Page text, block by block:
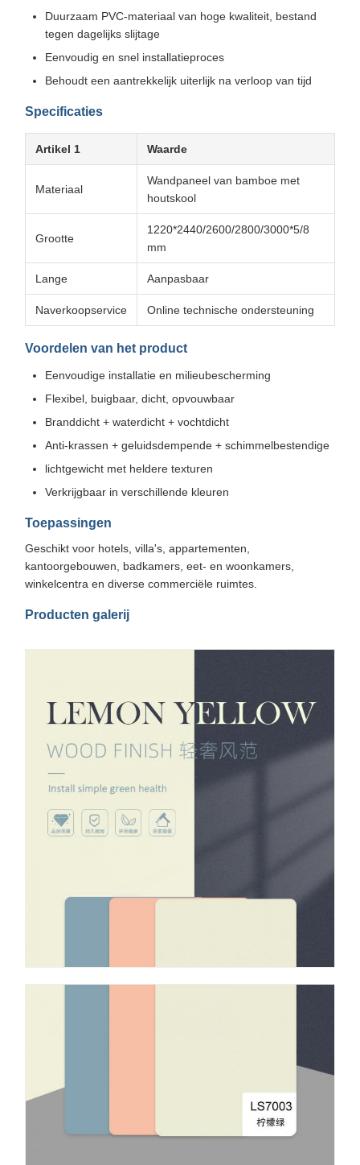
Duurzaam PVC-materiaal van hoge kwaliteit, bestand
tegen dagelijks slijtage
Eenvoudig en snel installatieproces
Behoudt een aantrekkelijk uiterlijk na verloop van tijd
Specificaties
Artikel 1 Waarde
Materiaal
Wandpaneel van bamboe met
houtskool
Grootte
1220*2440/2600/2800/3000*5/8
mm
Lange Aanpasbaar
Naverkoopservice Online technische ondersteuning
Voordelen van het product
Eenvoudige installatie en milieubescherming
Flexibel, buigbaar, dicht, opvouwbaar
Branddicht + waterdicht + vochtdicht
Anti-krassen + geluidsdempende + schimmelbestendige
lichtgewicht met heldere texturen
Verkrijgbaar in verschillende kleuren
Toepassingen
Geschikt voor hotels, villa's, appartementen,
kantoorgebouwen, badkamers, eet- en woonkamers,
winkelcentra en diverse commerciële ruimtes.
Producten galerij